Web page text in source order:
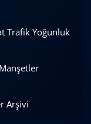
Trafik Yoğunluk
Arşivi